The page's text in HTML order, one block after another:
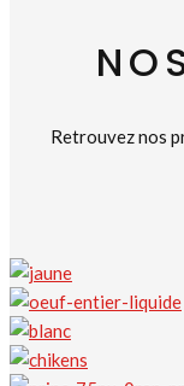
Retrouvez nos